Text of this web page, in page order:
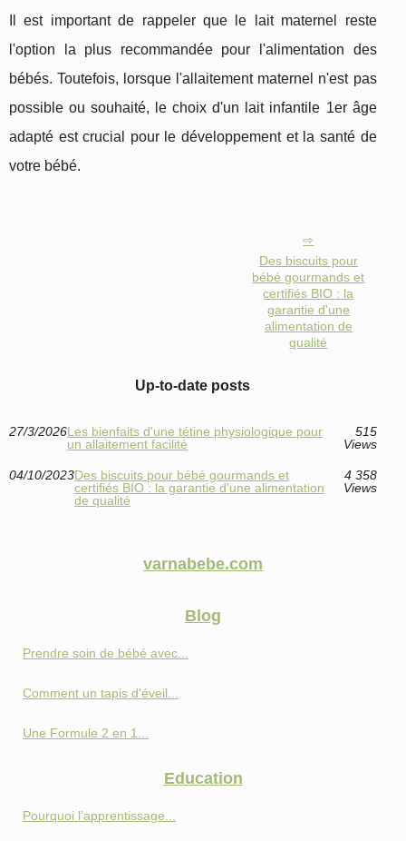
Il est important de rappeler que le lait maternel reste
l'option la plus recommandée pour l'alimentation des
bébés. Toutefois, lorsque l'allaitement maternel n'est pas
possible ou souhaité, le choix d'un lait infantile 1er âge
adapté est crucial pour le développement et la santé de
votre bébé.
Des biscuits pour
bébé gourmands et
certifiés BIO : la
garantie d'une
alimentation de
qualité
Up-to-date posts
27/3/2026Les bienfaits d'une tétine physiologique pour
un allaitement facilité
515
Views
04/10/2023Des biscuits pour bébé gourmands et
certifiés BIO : la garantie d'une alimentation
de qualité
4 358
Views
varnabebe.com
Blog
Prendre soin de bébé avec...
Comment un tapis d'éveil...
Une Formule 2 en 1...
Education
Pourquoi l’apprentissage...